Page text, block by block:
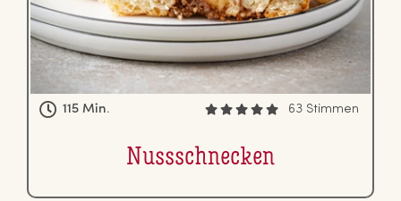
115 Min. 63 Stimmen
Nuss­schne­cken